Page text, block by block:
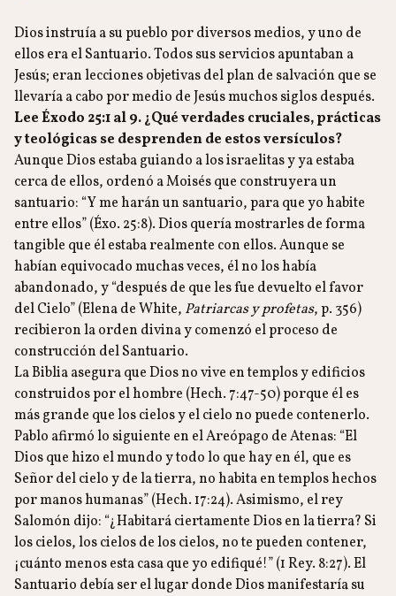
Dios instruía a su pueblo por diversos medios, y uno de
ellos era el Santuario. Todos sus servicios apuntaban a
Jesús; eran lecciones objetivas del plan de salvación que se
llevaría a cabo por medio de Jesús muchos siglos después.
Lee Éxodo 25:1 al 9. ¿Qué verdades cruciales, prácticas
y teológicas se desprenden de estos versículos?
Aunque Dios estaba guiando a los israelitas y ya estaba
cerca de ellos, ordenó a Moisés que construyera un
santuario: “Y me harán un santuario, para que yo habite
entre ellos” (Éxo. 25:8). Dios quería mostrarles de forma
tangible que él estaba realmente con ellos. Aunque se
habían equivocado muchas veces, él no los había
abandonado, y “después de que les fue devuelto el favor
del Cielo” (Elena de White, Patriarcas y profetas, p. 356)
recibieron la orden divina y comenzó el proceso de
construcción del Santuario.
La Biblia asegura que Dios no vive en templos y edificios
construidos por el hombre (Hech. 7:47-50) porque él es
más grande que los cielos y el cielo no puede contenerlo.
Pablo afirmó lo siguiente en el Areópago de Atenas: “El
Dios que hizo el mundo y todo lo que hay en él, que es
Señor del cielo y de la tierra, no habita en templos hechos
por manos humanas” (Hech. 17:24). Asimismo, el rey
Salomón dijo: “¿Habitará ciertamente Dios en la tierra? Si
los cielos, los cielos de los cielos, no te pueden contener,
¡cuánto menos esta casa que yo edifiqué!” (1 Rey. 8:27). El
Santuario debía ser el lugar donde Dios manifestaría su